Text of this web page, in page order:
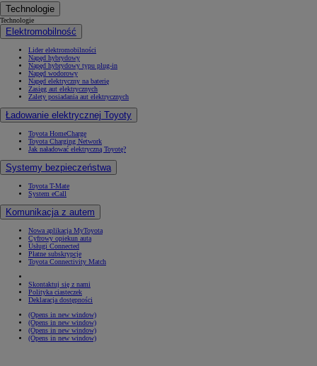
Technologie
Technologie
Elektromobilność
Lider elektromobilności
Napęd hybrydowy
Napęd hybrydowy typu plug-in
Napęd wodorowy
Napęd elektryczny na baterię
Zasięg aut elektrycznych
Zalety posiadania aut elektrycznych
Ładowanie elektrycznej Toyoty
Toyota HomeCharge
Toyota Charging Network
Jak naładować elektryczną Toyotę?
Systemy bezpieczeństwa
Toyota T-Mate
System eCall
Komunikacja z autem
Nowa aplikacja MyToyota
Cyfrowy opiekun auta
Usługi Connected
Płatne subskrypcje
Toyota Connectivity Match
Skontaktuj się z nami
Polityka ciasteczek
Deklaracja dostępności
(Opens in new window)
(Opens in new window)
(Opens in new window)
(Opens in new window)